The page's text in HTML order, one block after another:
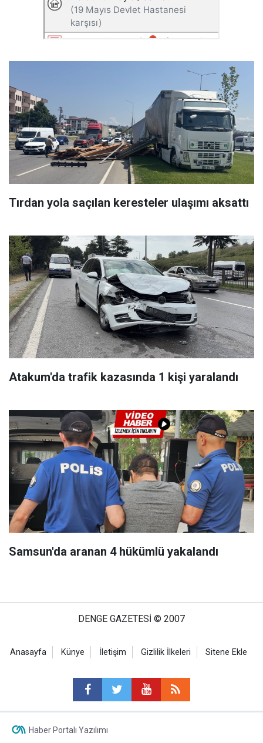
Tırdan yola saçılan keresteler ulaşımı aksattı
Atakum'da trafik kazasında 1 kişi yaralandı
Samsun'da aranan 4 hükümlü yakalandı
DENGE GAZETESİ © 2007
Anasayfa Künye İletişim Gizlilik İlkeleri Sitene Ekle
Haber Portalı Yazılımı